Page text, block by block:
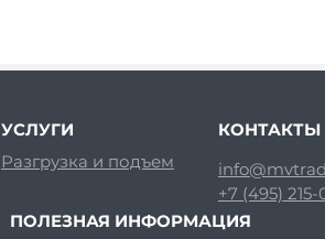
УСЛУГИ
Разгрузка и подъем
КОНТАКТЫ
+7 (495)
ПОЛЕЗНАЯ ИНФОРМАЦИЯ